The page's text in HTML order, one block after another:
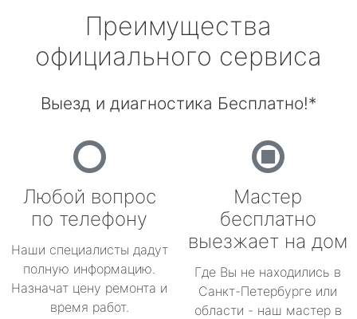
Преимущества
официального сервиса
Выезд и диагностика Бесплатно!*
Любой вопрос
по телефону
Наши специалисты дадут
полную информацию.
Назначат цену ремонта и
время работ.
Мастер
бесплатно
выезжает на дом
Где Вы не находились в
Санкт-Петербурге или
области - наш мастер в